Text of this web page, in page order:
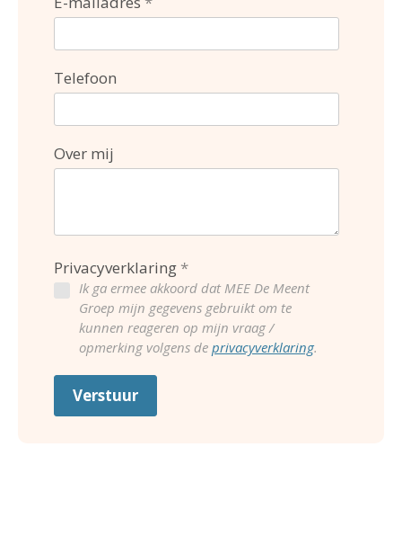
Telefoon
Over mij
Privacyverklaring
Ik ga ermee akkoord dat MEE De Meent
Groep mijn gegevens gebruikt om te
kunnen reageren op mijn vraag /
opmerking volgens de privacyverklaring.
Verstuur